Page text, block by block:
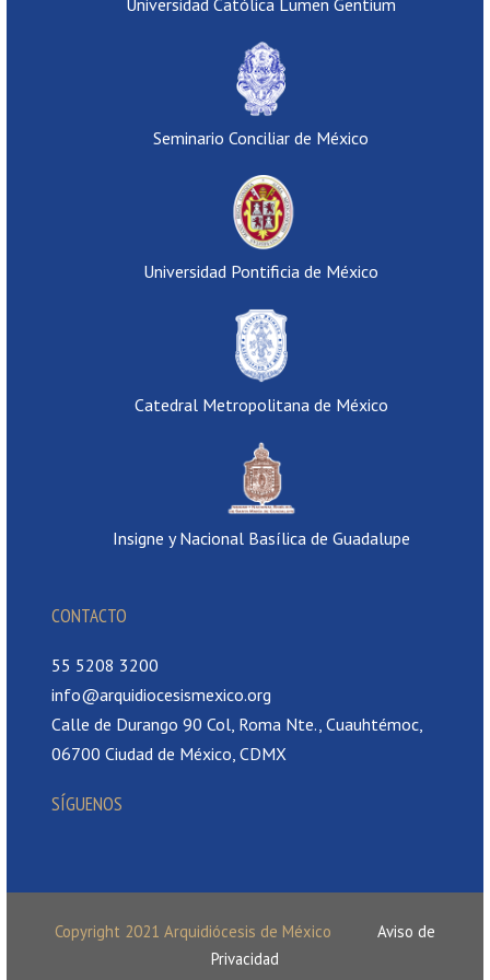
Seminario Conciliar de México
Universidad Pontificia de México
Catedral Metropolitana de México
Insigne y Nacional Basílica de Guadalupe
CONTACTO
55 5208 3200
info@arquidiocesismexico.org
Calle de Durango 90 Col, Roma Nte., Cuauhtémoc,
06700 Ciudad de México, CDMX
SÍGUENOS
Copyright 2021 Arquidiócesis de México
Aviso de
Privacidad